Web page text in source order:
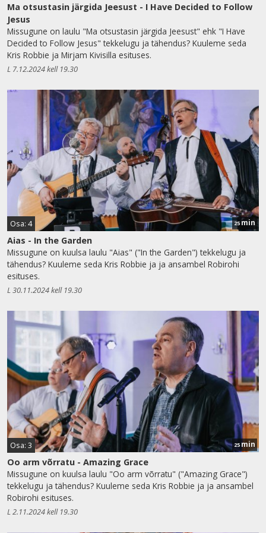
Ma otsustasin järgida Jeesust - I Have Decided to Follow
Jesus
Missugune on laulu "Ma otsustasin järgida Jeesust" ehk "I Have
Decided to Follow Jesus" tekkelugu ja tähendus? Kuuleme seda
Kris Robbie ja Mirjam Kivisilla esituses.
L 7.12.2024 kell 19.30
Osa: 4 25 min
Aias - In the Garden
Missugune on kuulsa laulu "Aias" ("In the Garden") tekkelugu ja
tähendus? Kuuleme seda Kris Robbie ja ja ansambel Robirohi
esituses.
L 30.11.2024 kell 19.30
Osa: 3 25 min
Oo arm võrratu - Amazing Grace
Missugune on kuulsa laulu "Oo arm võrratu" ("Amazing Grace")
tekkelugu ja tähendus? Kuuleme seda Kris Robbie ja ja ansambel
Robirohi esituses.
L 2.11.2024 kell 19.30